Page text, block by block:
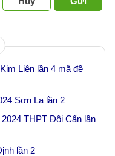
Liên lần 4 mã đề
Sơn La lần 2
THPT Đội Cấn lần
lần 2